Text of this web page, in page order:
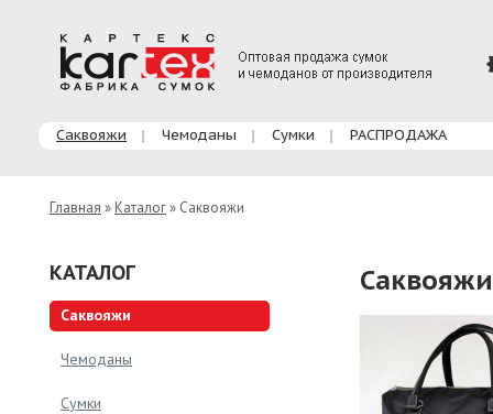
Главное меню
Саквояжи Чемоданы Сумки РАСПРОДАЖА
Главная » Каталог» Саквояжи
КАТАЛОГ
Саквояжи
Чемоданы
Сумки
Саквояжи